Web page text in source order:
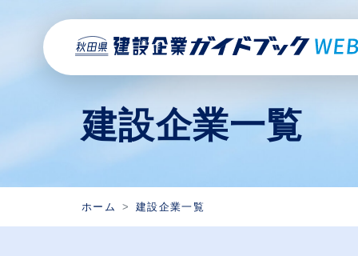
建設企業一覧
ホーム 建設企業一覧